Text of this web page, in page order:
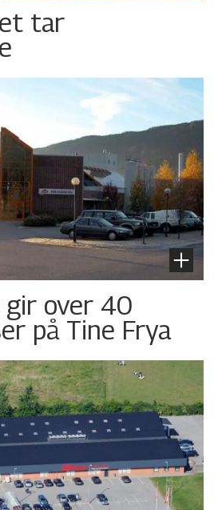
tar
gir over 40
på Tine Frya